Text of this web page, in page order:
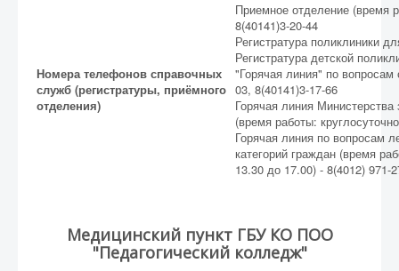
Номера телефонов справочных
служб (регистратуры, приёмного
отделения)
Приемное отделение (время
8(40141)3-20-44
Регистратура поликлиники
Регистратура детской
"Горячая линия" по
03, 8(40141)3-17-66
Горячая линия
(время работы:
Горячая линия по вопросам
категорий граждан (время
13.30 до 17.00) - 8(4012) 971-
Медицинский пункт ГБУ КО ПОО
"Педагогический колледж"